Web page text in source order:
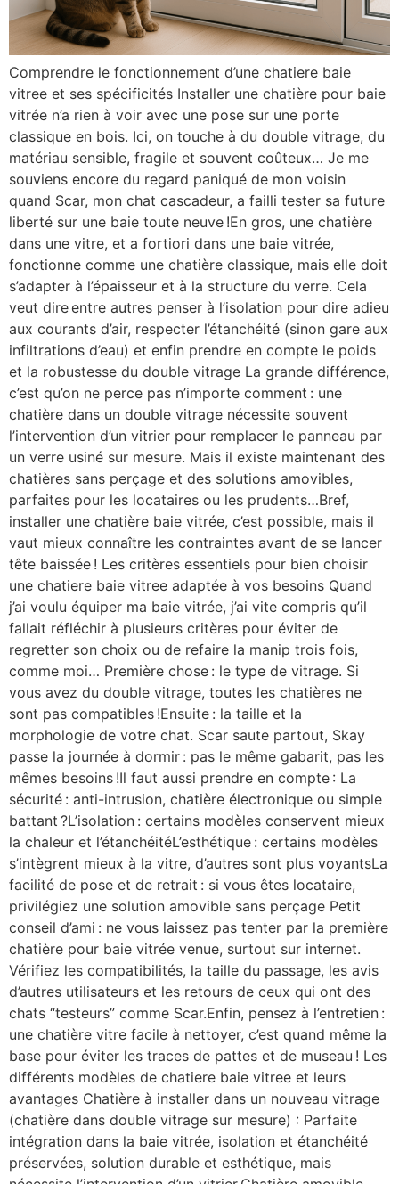
Comprendre le fonctionnement d’une chatiere baie
vitree et ses spécificités Installer une chatière pour baie
vitrée n’a rien à voir avec une pose sur une porte
classique en bois. Ici, on touche à du double vitrage, du
matériau sensible, fragile et souvent coûteux… Je me
souviens encore du regard paniqué de mon voisin
quand Scar, mon chat cascadeur, a failli tester sa future
liberté sur une baie toute neuve !En gros, une chatière
dans une vitre, et a fortiori dans une baie vitrée,
fonctionne comme une chatière classique, mais elle doit
s’adapter à l’épaisseur et à la structure du verre. Cela
veut dire entre autres penser à l’isolation pour dire adieu
aux courants d’air, respecter l’étanchéité (sinon gare aux
infiltrations d’eau) et enfin prendre en compte le poids
et la robustesse du double vitrage La grande différence,
c’est qu’on ne perce pas n’importe comment : une
chatière dans un double vitrage nécessite souvent
l’intervention d’un vitrier pour remplacer le panneau par
un verre usiné sur mesure. Mais il existe maintenant des
chatières sans perçage et des solutions amovibles,
parfaites pour les locataires ou les prudents…Bref,
installer une chatière baie vitrée, c’est possible, mais il
vaut mieux connaître les contraintes avant de se lancer
tête baissée ! Les critères essentiels pour bien choisir
une chatiere baie vitree adaptée à vos besoins Quand
j’ai voulu équiper ma baie vitrée, j’ai vite compris qu’il
fallait réfléchir à plusieurs critères pour éviter de
regretter son choix ou de refaire la manip trois fois,
comme moi… Première chose : le type de vitrage. Si
vous avez du double vitrage, toutes les chatières ne
sont pas compatibles !Ensuite : la taille et la
morphologie de votre chat. Scar saute partout, Skay
passe la journée à dormir : pas le même gabarit, pas les
mêmes besoins !Il faut aussi prendre en compte : La
sécurité : anti-intrusion, chatière électronique ou simple
battant ?L’isolation : certains modèles conservent mieux
la chaleur et l’étanchéitéL’esthétique : certains modèles
s’intègrent mieux à la vitre, d’autres sont plus voyantsLa
facilité de pose et de retrait : si vous êtes locataire,
privilégiez une solution amovible sans perçage Petit
conseil d’ami : ne vous laissez pas tenter par la première
chatière pour baie vitrée venue, surtout sur internet.
Vérifiez les compatibilités, la taille du passage, les avis
d’autres utilisateurs et les retours de ceux qui ont des
chats “testeurs” comme Scar.Enfin, pensez à l’entretien :
une chatière vitre facile à nettoyer, c’est quand même la
base pour éviter les traces de pattes et de museau ! Les
différents modèles de chatiere baie vitree et leurs
avantages Chatière à installer dans un nouveau vitrage
(chatière dans double vitrage sur mesure) : Parfaite
intégration dans la baie vitrée, isolation et étanchéité
préservées, solution durable et esthétique, mais